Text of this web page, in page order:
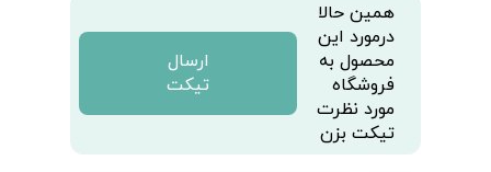
همین حالا
درمورد این
محصول به
فروشگاه
مورد نظرت
تیکت بزن
ارسال
تیکت